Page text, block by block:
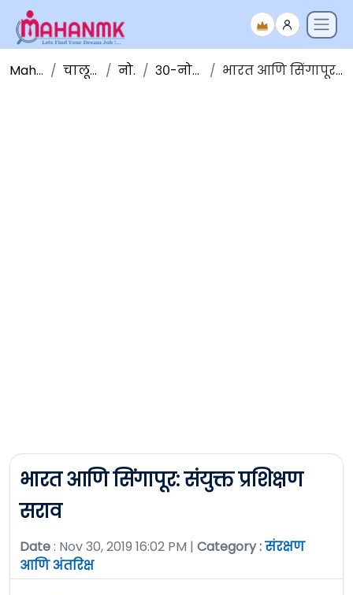
Maha NMK चालू घडामोडी नोव्हेंबर ३०-नोव्हेंबर-२०१९ भारत आणि सिंगापूर: संयुक्त प्रशिक्षण सराव
भारत आणि सिंगापूर: संयुक्त प्रशिक्षण
सराव
Date: Nov 30, 2019 16:02 PM | Category :संरक्षण
आणि अंतरिक्ष